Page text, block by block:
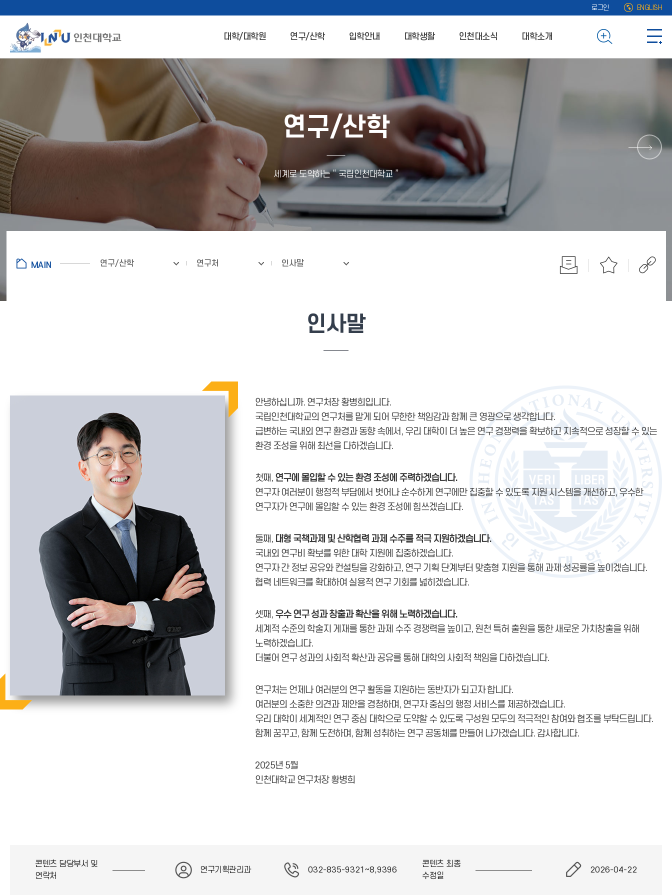
로그인 ENGLISH
대학/대학원 연구/산학 입학안내 대학생활 인천대소식 대학소개
연구/산학
세계로 도약하는 “ 국립인천대학교 ”
연구/산학 연구처 인사말
인사말
안녕하십니까. 연구처장 황병희입니다.
국립인천대학교의 연구처를 맡게 되어 무한한 책임감과 함께 큰 영광으로 생각합니다.
급변하는 국내외 연구 환경과 동향 속에서, 우리 대학이 더 높은 연구 경쟁력을 확보하고 지속적으로 성장할 수 있는
환경 조성을 위해 최선을 다하겠습니다.
첫째, 연구에 몰입할 수 있는 환경 조성에 주력하겠습니다.
연구자 여러분이 행정적 부담에서 벗어나 순수하게 연구에만 집중할 수 있도록 지원 시스템을 개선하고, 우수한
연구자가 연구에 몰입할 수 있는 환경 조성에 힘쓰겠습니다.
둘째, 대형 국책과제 및 산학협력 과제 수주를 적극 지원하겠습니다.
국내외 연구비 확보를 위한 대학 지원에 집중하겠습니다.
연구자 간 정보 공유와 컨설팅을 강화하고, 연구 기획 단계부터 맞춤형 지원을 통해 과제 성공률을 높이겠습니다.
협력 네트워크를 확대하여 실용적 연구 기회를 넓히겠습니다.
셋째, 우수 연구 성과 창출과 확산을 위해 노력하겠습니다.
세계적 수준의 학술지 게재를 통한 과제 수주 경쟁력을 높이고, 원천 특허 출원을 통한 새로운 가치창출을 위해
노력하겠습니다.
더불어 연구 성과의 사회적 확산과 공유를 통해 대학의 사회적 책임을 다하겠습니다.
연구처는 언제나 여러분의 연구 활동을 지원하는 동반자가 되고자 합니다.
여러분의 소중한 의견과 제안을 경청하며, 연구자 중심의 행정 서비스를 제공하겠습니다.
우리 대학이 세계적인 연구 중심 대학으로 도약할 수 있도록 구성원 모두의 적극적인 참여와 협조를 부탁드립니다.
함께 꿈꾸고, 함께 도전하며, 함께 성취하는 연구 공동체를 만들어 나가겠습니다. 감사합니다.
2025년 5월
인천대학교 연구처장 황병희
콘텐츠 담당부서 및
연락처
연구기획관리과 032-835-9321~8,9396
콘텐츠 최종
수정일
2026-04-22